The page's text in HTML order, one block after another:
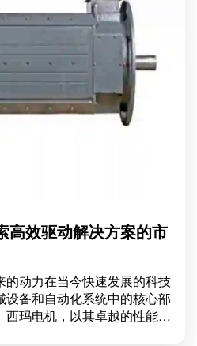
高效驱动解决方案的市
的动力在当今快速发展的科技
设备和自动化系统中的核心部
玛电机，以其卓越的性能和